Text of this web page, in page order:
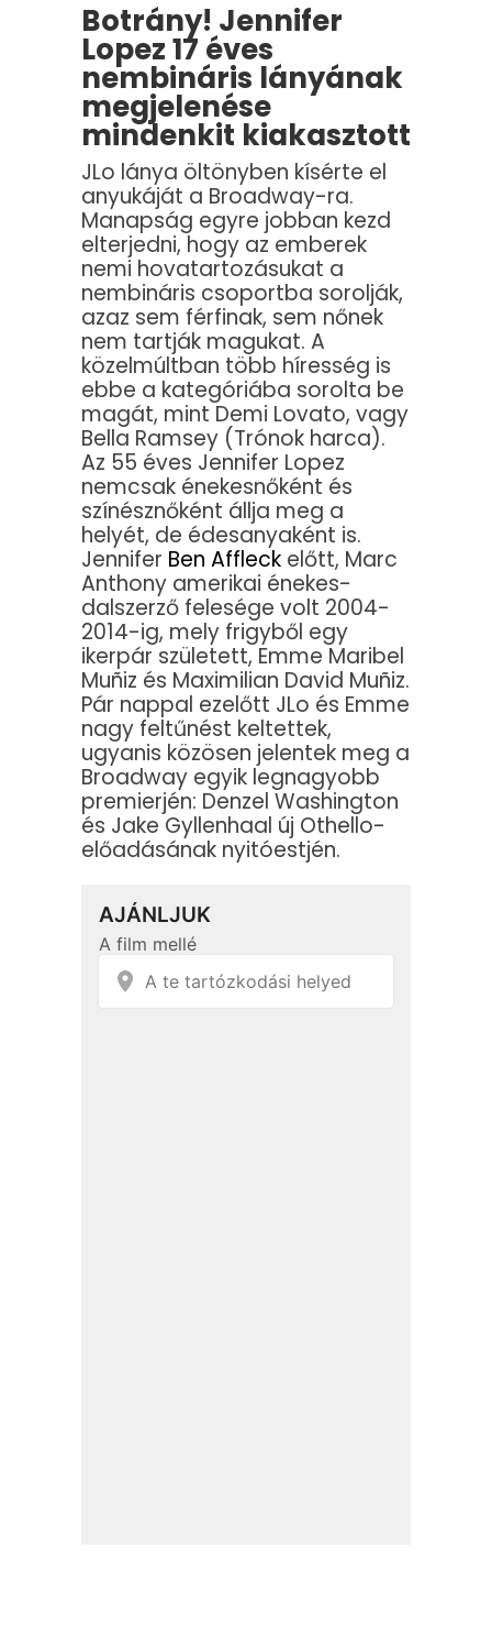
Botrány! Jennifer
Lopez 17 éves
nembináris lányának
megjelenése
mindenkit kiakasztott
JLo lánya öltönyben kísérte el
anyukáját a Broadway-ra.
Manapság egyre jobban kezd
elterjedni, hogy az emberek
nemi hovatartozásukat a
nembináris csoportba sorolják,
azaz sem férfinak, sem nőnek
nem tartják magukat. A
közelmúltban több híresség is
ebbe a kategóriába sorolta be
magát, mint Demi Lovato, vagy
Bella Ramsey (Trónok harca).
Az 55 éves Jennifer Lopez
nemcsak énekesnőként és
színésznőként állja meg a
helyét, de édesanyaként is.
Jennifer Ben Affleck előtt, Marc
Anthony amerikai énekes-
dalszerző felesége volt 2004-
2014-ig, mely frigyből egy
ikerpár született, Emme Maribel
Muñiz és Maximilian David Muñiz.
Pár nappal ezelőtt JLo és Emme
nagy feltűnést keltettek,
ugyanis közösen jelentek meg a
Broadway egyik legnagyobb
premierjén: Denzel Washington
és Jake Gyllenhaal új Othello-
előadásának nyitóestjén.